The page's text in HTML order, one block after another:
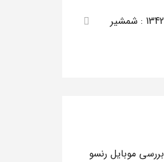
بررسی پردازنده 13420H : شمشیر
بررسی موبایل رنسو